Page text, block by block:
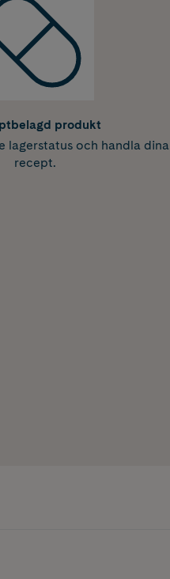
produkt
lagerstatus och handla dina
recept.